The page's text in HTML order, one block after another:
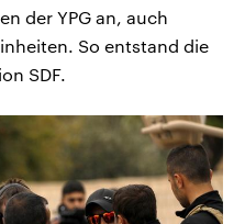
der YPG an, auch
So entstand die
SDF.